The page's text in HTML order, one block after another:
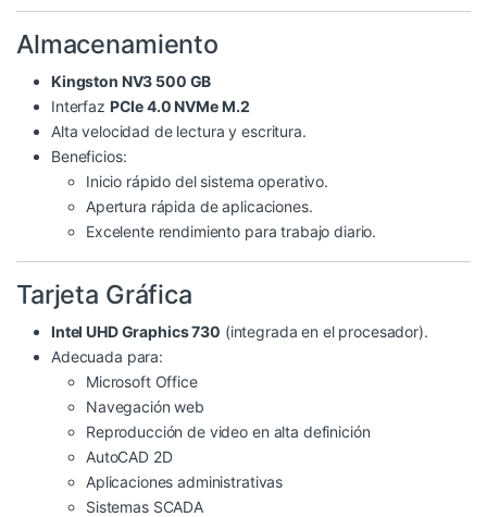
Almacenamiento
Kingston NV3 500 GB
Interfaz PCIe 4.0 NVMe M.2
Alta velocidad de lectura y escritura.
Beneficios:
Inicio rápido del sistema operativo.
Apertura rápida de aplicaciones.
Excelente rendimiento para trabajo diario.
Tarjeta Gráfica
Intel UHD Graphics 730 (integrada en el procesador).
Adecuada para:
Microsoft Office
Navegación web
Reproducción de video en alta definición
AutoCAD 2D
Aplicaciones administrativas
Sistemas SCADA